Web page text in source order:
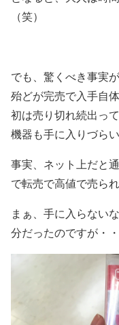
（笑）
でも、驚くべき事実
殆どが完売で入手自
初は売り切れ続出っ
機器も手に入りづら
事実、ネット上だと
で転売で高値で売ら
まぁ、手に入らない
分だったのですが・・